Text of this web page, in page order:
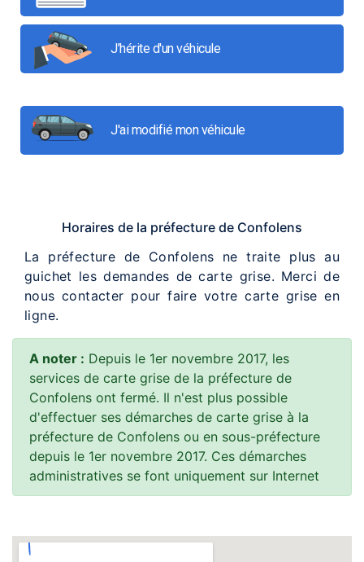
J’hérite d'un véhicule
J'ai modifié mon véhicule
Horaires de la préfecture de Confolens
La préfecture de Confolens ne traite plus au
guichet les demandes de carte grise. Merci de
nous contacter pour faire votre carte grise en
ligne.
A noter : Depuis le 1er novembre 2017, les
services de carte grise de la préfecture de
Confolens ont fermé. Il n'est plus possible
d'effectuer ses démarches de carte grise à la
préfecture de Confolens ou en sous-préfecture
depuis le 1er novembre 2017. Ces démarches
administratives se font uniquement sur Internet